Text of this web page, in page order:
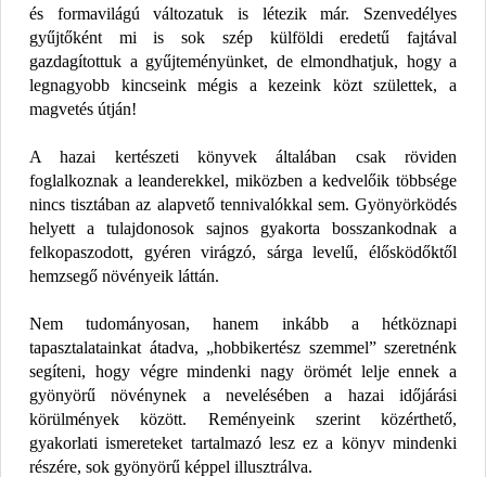
és formavilágú változatuk is létezik már. Szenvedélyes
gyűjtőként mi is sok szép külföldi eredetű fajtával
gazdagítottuk a gyűjteményünket, de elmondhatjuk, hogy a
legnagyobb kincseink mégis a kezeink közt születtek, a
magvetés útján!
A hazai kertészeti könyvek általában csak röviden
foglalkoznak a leanderekkel, miközben a kedvelőik többsége
nincs tisztában az alapvető tennivalókkal sem. Gyönyörködés
helyett a tulajdonosok sajnos gyakorta bosszankodnak a
felkopaszodott, gyéren virágzó, sárga levelű, élősködőktől
hemzsegő növényeik láttán.
Nem tudományosan, hanem inkább a hétköznapi
tapasztalatainkat átadva, „hobbikertész szemmel” szeretnénk
segíteni, hogy végre mindenki nagy örömét lelje ennek a
gyönyörű növénynek a nevelésében a hazai időjárási
körülmények között. Reményeink szerint közérthető,
gyakorlati ismereteket tartalmazó lesz ez a könyv mindenki
részére, sok gyönyörű képpel illusztrálva.